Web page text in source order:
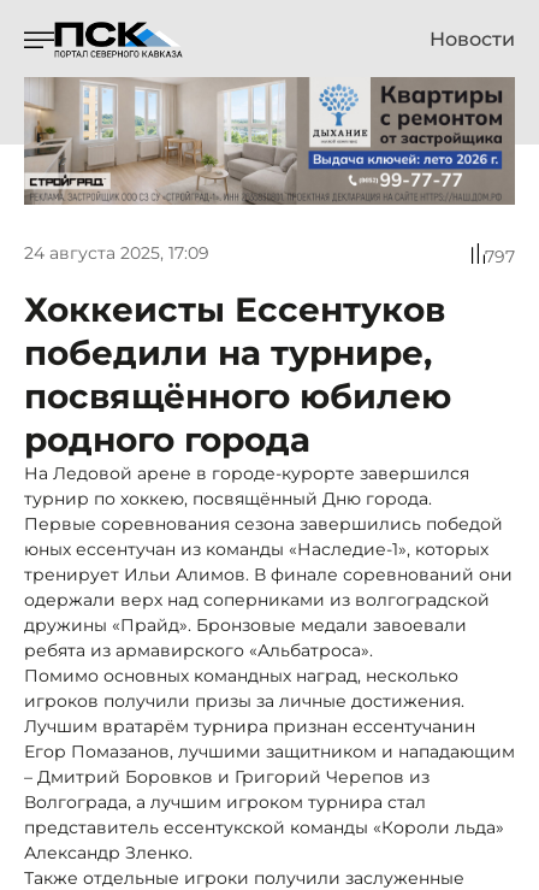
Новости
24 августа 2025, 17:09 797
Хоккеисты Ессентуков
победили на турнире,
посвящённого юбилею
родного города
На Ледовой арене в городе-курорте завершился
турнир по хоккею, посвящённый Дню города.
Первые соревнования сезона завершились победой
юных ессентучан из команды «Наследие-1», которых
тренирует Ильи Алимов. В финале соревнований они
одержали верх над соперниками из волгоградской
дружины «Прайд». Бронзовые медали завоевали
ребята из армавирского «Альбатроса».
Помимо основных командных наград, несколько
игроков получили призы за личные достижения.
Лучшим вратарём турнира признан ессентучанин
Егор Помазанов, лучшими защитником и нападающим
– Дмитрий Боровков и Григорий Черепов из
Волгограда, а лучшим игроком турнира стал
представитель ессентукской команды «Короли льда»
Александр Зленко.
Также отдельные игроки получили заслуженные